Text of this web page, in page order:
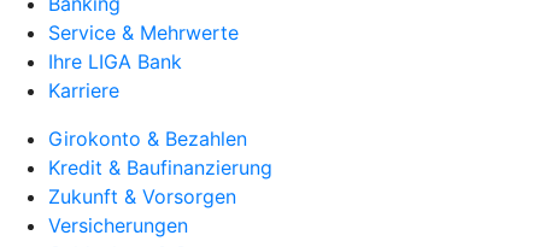
Service & Mehrwerte
Ihre LIGA Bank
Karriere
Girokonto & Bezahlen
Kredit & Baufinanzierung
Zukunft & Vorsorgen
Versicherungen